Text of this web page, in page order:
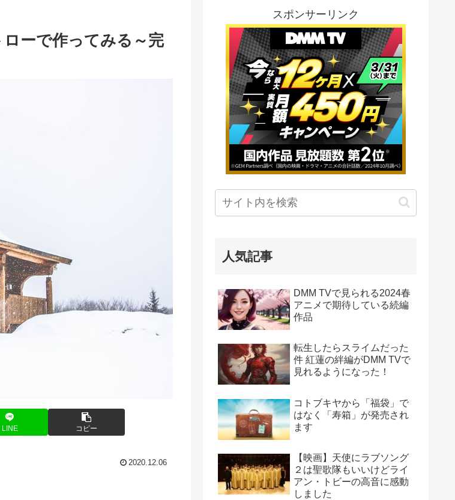
ローで作ってみる～完
LINE コピー
2020.12.06
スポンサーリンク
人気記事
DMM TVで見られる2024春
アニメで期待している続編
作品
転生したらスライムだった
件 紅蓮の絆編がDMM TVで
見れるようになった！
コトブキヤから「福袋」で
はなく「寿箱」が発売され
ます
【映画】天使にラブソング
２は聖歌隊もいいけどライ
アン・トビーの高音に感動
しました